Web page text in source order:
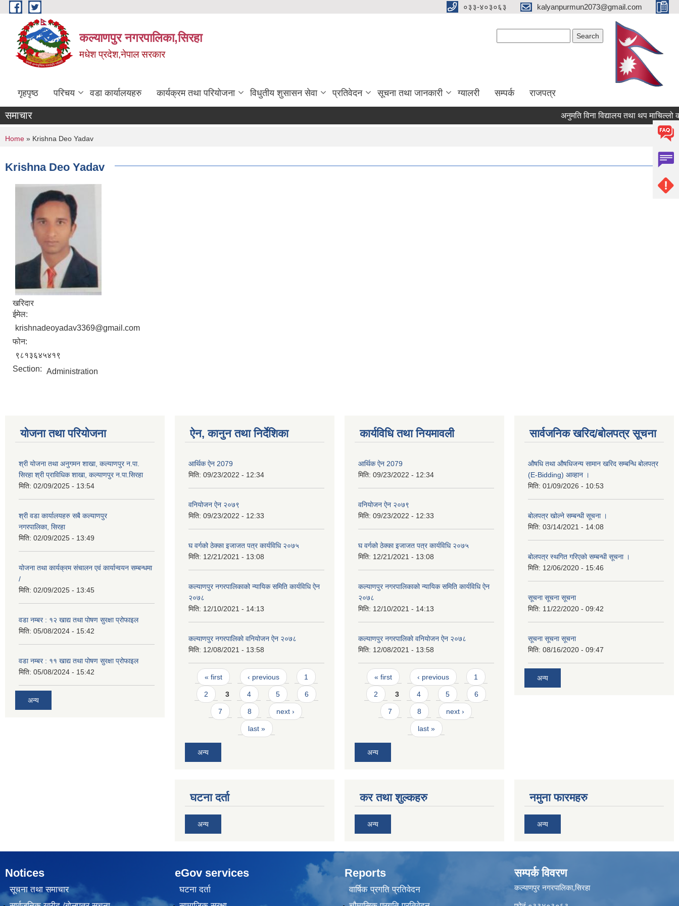
Skip to main content ०३३-४०३०६३ kalyanpurmun2073@gmail.com
कल्याणपुर नगरपालिका,सिरहा
मधेश प्रदेश,नेपाल सरकार
गृहपृष्ठ परिचय वडा कार्यालयहरु कार्यक्रम तथा परियोजना विधुतीय शुसासन सेवा प्रतिवेदन सूचना तथा जानकारी ग्यालरी सम्पर्क राजपत्र
समाचार अनुमति विना विद्यालय तथा थप माचिल्लो
You are here
Home » Krishna Deo Yadav
Krishna Deo Yadav
खरिदार
ईमेल:
krishnadeoyadav3369@gmail.com
फोन:
९८१३६४५४१९
Section: Administration
योजना तथा परियोजना
श्री योजना तथा अनुगमन शाखा, कल्याणपुर न.पा.
सिरहा श्री प्राविधिक शाखा, कल्याणपुर न.पा.सिरहा
मिति: 02/09/2025 - 13:54
श्री वडा कार्यालयहरु सबै कल्याणपुर
नगरपालिका, सिरहा
मिति: 02/09/2025 - 13:49
योजना तथा कार्यक्रम संचालन एवं कार्यान्वयन सम्बन्धमा
/
मिति: 02/09/2025 - 13:45
वडा नम्बर : १२ खाद्य तथा पोषण सुरक्षा प्रोफाइल
मिति: 05/08/2024 - 15:42
वडा नम्बर : ११ खाद्य तथा पोषण सुरक्षा प्रोफाइल
मिति: 05/08/2024 - 15:42
अन्य
ऐन, कानुन तथा निर्देशिका
आर्थिक ऐन 2079
मिति: 09/23/2022 - 12:34
वनियोजन ऐन २०७९
मिति: 09/23/2022 - 12:33
घ वर्गको ठेक्का इजाजत पत्र कार्यविधि २०७५
मिति: 12/21/2021 - 13:08
कल्याणपुर नगरपालिकाको न्यायिक समिति कार्यविधि ऐन
२०७८
मिति: 12/10/2021 - 14:13
कल्याणपुर नगरपालिकाे वनियोजन ऐन २०७८
मिति: 12/08/2021 - 13:58
Pages
« first ‹ previous 1
2 3 4 5 6
7 8 next ›
last »
अन्य
कार्यविधि तथा नियमावली
आर्थिक ऐन 2079
मिति: 09/23/2022 - 12:34
वनियोजन ऐन २०७९
मिति: 09/23/2022 - 12:33
घ वर्गको ठेक्का इजाजत पत्र कार्यविधि २०७५
मिति: 12/21/2021 - 13:08
कल्याणपुर नगरपालिकाको न्यायिक समिति कार्यविधि ऐन
२०७८
मिति: 12/10/2021 - 14:13
कल्याणपुर नगरपालिकाे वनियोजन ऐन २०७८
मिति: 12/08/2021 - 13:58
Pages
« first ‹ previous 1
2 3 4 5 6
7 8 next ›
last »
अन्य
सार्वजनिक खरिद/बोलपत्र सूचना
औषधि तथा औषधिजन्य सामान खरिद सम्बन्धि बोलपत्र
(E-Bidding) आव्हान ।
मिति: 01/09/2026 - 10:53
बाेलपत्र खोल्ने सम्बन्धी सूचना ।
मिति: 03/14/2021 - 14:08
बाेलपत्र स्थगित गरिएकाे सम्बन्धी सूचना ।
मिति: 12/06/2020 - 15:46
सूचना सूचना सूचना
मिति: 11/22/2020 - 09:42
सूचना सूचना सूचना
मिति: 08/16/2020 - 09:47
अन्य
घटना दर्ता
अन्य
कर तथा शुल्कहरु
अन्य
नमुना फारमहरु
अन्य
Notices
सूचना तथा समाचार
eGov services
घटना दर्ता
Reports
वार्षिक प्रगति प्रतिवेदन
सम्पर्क विवरण
कल्याणपुर नगरपालिका,सिरहा